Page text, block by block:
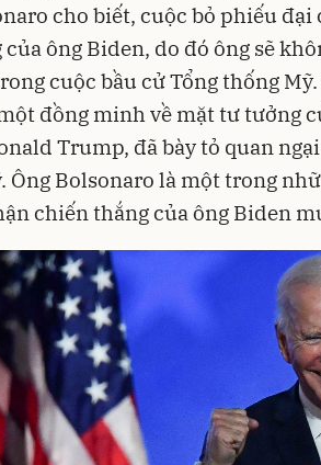
cho biết, cuộc bỏ phiếu
ông Biden, do đó ông sẽ
cuộc bầu cử Tổng thống
đồng minh về mặt tư tưởng
Trump, đã bày tỏ quan
Ông Bolsonaro là một trong
chiến thắng của ông Biden